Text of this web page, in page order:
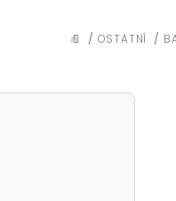
DOMŮ
/ OSTATNÍ /